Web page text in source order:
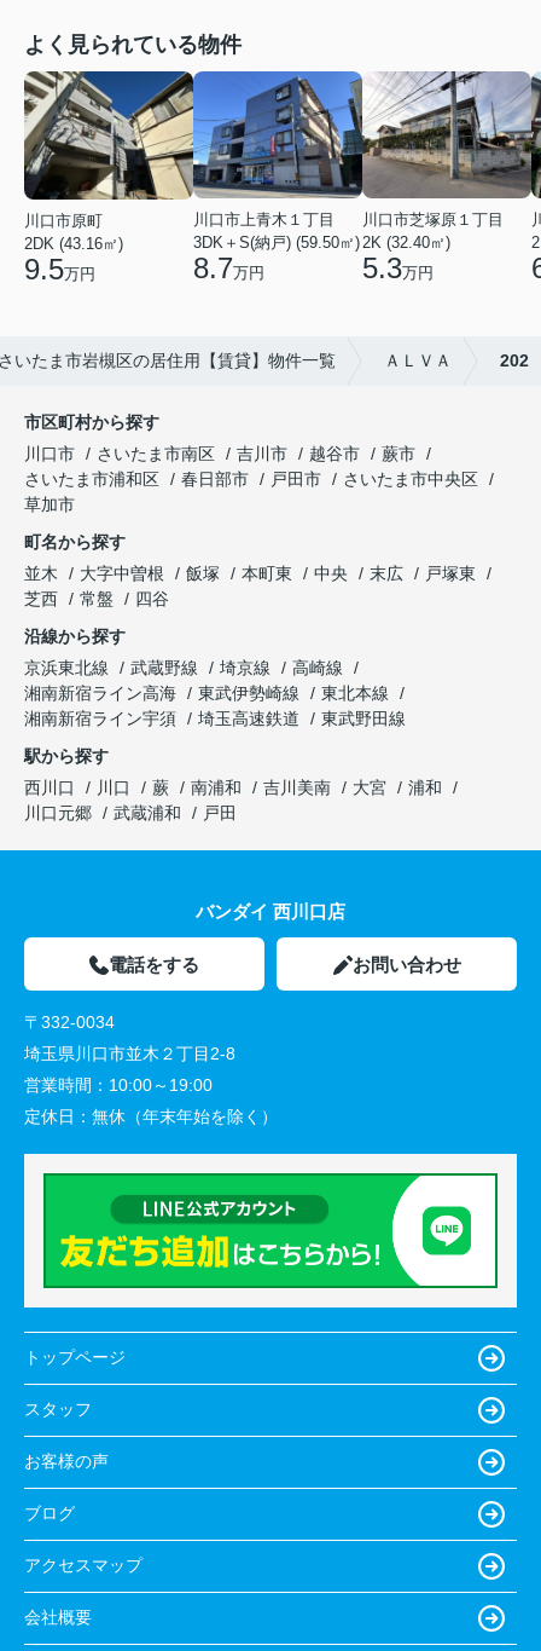
よく見られている物件
川口市原町
2DK (43.16㎡)
9.5万円
川口市上青木１丁目
3DK＋S(納戸) (59.50㎡)
8.7万円
川口市芝塚原１丁目
2K (32.40㎡)
5.3万円
いたま市岩槻区の居住用【賃貸】物件一覧 ＡＬＶＡ 202
市区町村から探す
川口市
さいたま市南区 吉川市 越谷市
蕨市
さいたま市浦和区
春日部市 戸田市
さいたま市中央区
草加市
町名から探す
並木
大字中曽根 飯塚 本町東 中央 末広
戸塚東
芝西
常盤
四谷
沿線から探す
京浜東北線
武蔵野線 埼京線
高崎線
湘南新宿ライン高海
東武伊勢崎線
東北本線
湘南新宿ライン宇須
埼玉高速鉄道
東武野田線
駅から探す
西川口
川口 蕨 南浦和 吉川美南 大宮
浦和
川口元郷
武蔵浦和 戸田
バンダイ 西川口店
電話をする お問い合わせ
〒332-0034
埼玉県川口市並木２丁目2-8
営業時間： 10:00～19:00
定休日： 無休（年末年始を除く）
トップページ
スタッフ
お客様の声
ブログ
アクセスマップ
会社概要